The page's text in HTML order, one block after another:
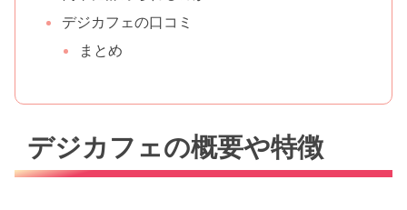
デジカフェの口コミ
まとめ
デジカフェの概要や特徴